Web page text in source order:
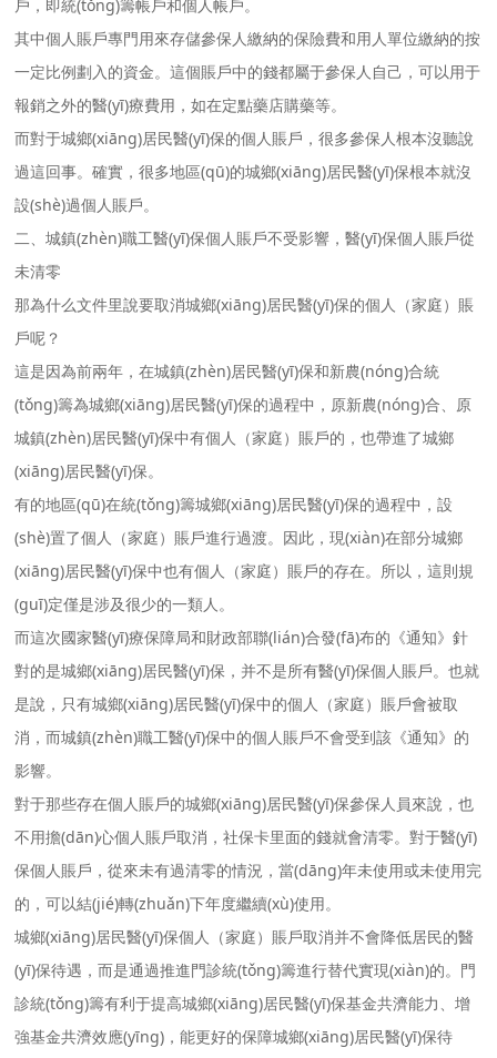
戶，即統(tǒng)籌帳戶和個人帳戶。
其中個人賬戶專門用來存儲參保人繳納的保險費和用人單位繳納的按
一定比例劃入的資金。這個賬戶中的錢都屬于參保人自己，可以用于
報銷之外的醫(yī)療費用，如在定點藥店購藥等。
而對于城鄉(xiāng)居民醫(yī)保的個人賬戶，很多參保人根本沒聽說
過這回事。確實，很多地區(qū)的城鄉(xiāng)居民醫(yī)保根本就沒
設(shè)過個人賬戶。
二、城鎮(zhèn)職工醫(yī)保個人賬戶不受影響，醫(yī)保個人賬戶從
未清零
那為什么文件里說要取消城鄉(xiāng)居民醫(yī)保的個人（家庭）賬
戶呢？
這是因為前兩年，在城鎮(zhèn)居民醫(yī)保和新農(nóng)合統
(tǒng)籌為城鄉(xiāng)居民醫(yī)保的過程中，原新農(nóng)合、原
城鎮(zhèn)居民醫(yī)保中有個人（家庭）賬戶的，也帶進了城鄉
(xiāng)居民醫(yī)保。
有的地區(qū)在統(tǒng)籌城鄉(xiāng)居民醫(yī)保的過程中，設
(shè)置了個人（家庭）賬戶進行過渡。因此，現(xiàn)在部分城鄉
(xiāng)居民醫(yī)保中也有個人（家庭）賬戶的存在。所以，這則規
(guī)定僅是涉及很少的一類人。
而這次國家醫(yī)療保障局和財政部聯(lián)合發(fā)布的《通知》針
對的是城鄉(xiāng)居民醫(yī)保，并不是所有醫(yī)保個人賬戶。也就
是說，只有城鄉(xiāng)居民醫(yī)保中的個人（家庭）賬戶會被取
消，而城鎮(zhèn)職工醫(yī)保中的個人賬戶不會受到該《通知》的
影響。
對于那些存在個人賬戶的城鄉(xiāng)居民醫(yī)保參保人員來說，也
不用擔(dān)心個人賬戶取消，社保卡里面的錢就會清零。對于醫(yī)
保個人賬戶，從來未有過清零的情況，當(dāng)年未使用或未使用完
的，可以結(jié)轉(zhuǎn)下年度繼續(xù)使用。
城鄉(xiāng)居民醫(yī)保個人（家庭）賬戶取消并不會降低居民的醫
(yī)保待遇，而是通過推進門診統(tǒng)籌進行替代實現(xiàn)的。門
診統(tǒng)籌有利于提高城鄉(xiāng)居民醫(yī)保基金共濟能力、增
強基金共濟效應(yīng)，能更好的保障城鄉(xiāng)居民醫(yī)保待